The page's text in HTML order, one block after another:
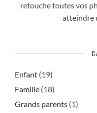
retouche toutes vos
atteindre
Enfant (19)
Famille (18)
Grands parents (1)